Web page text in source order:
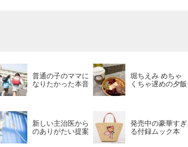
普通の子のママに
なりたかった本音
堀ちえみ めちゃ
くちゃ遅めの夕飯
新しい主治医から
のありがたい提案
発売中の豪華すぎ
る付録ムック本